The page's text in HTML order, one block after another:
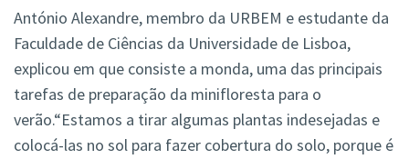
António Alexandre, membro da URBEM e estudante da
Faculdade de Ciências da Universidade de Lisboa,
explicou em que consiste a monda, uma das principais
tarefas de preparação da minifloresta para o
verão.“Estamos a tirar algumas plantas indesejadas e
colocá-las no sol para fazer cobertura do solo, porque é